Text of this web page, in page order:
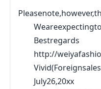
Bestregards
http://
July26,20xx